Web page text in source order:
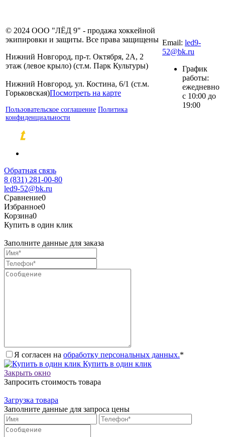
© 2024 ООО "ЛЁД 9" - продажа хоккейной
экипировки и защиты. Все права защищены
Нижний Новгород, пр-т. Октября, 2А, 2
этаж (левое крыло) (ст.м. Парк Культуры)
Нижний Новгород, ул. Костина, 6/1 (ст.м.
Горьковская)Посмотреть на карте
Пользовательское соглашение Политика
конфиденциальности
Email: led9-
52@bk.ru
График
работы:
ежедневно
с 10:00 до
19:00
Обратная связь
8 (831) 281-00-80
led9-52@bk.ru
Сравнение0
Избранное0
Корзина0
Купить в один клик
Заполните данные для заказа
Я согласен на обработку персональных данных.*
Купить в один клик
Закрыть окно
Запросить стоимость товара
Загрузка товара
Заполните данные для запроса цены